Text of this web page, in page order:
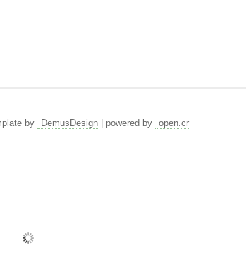
by DemusDesign| powered by open.cr